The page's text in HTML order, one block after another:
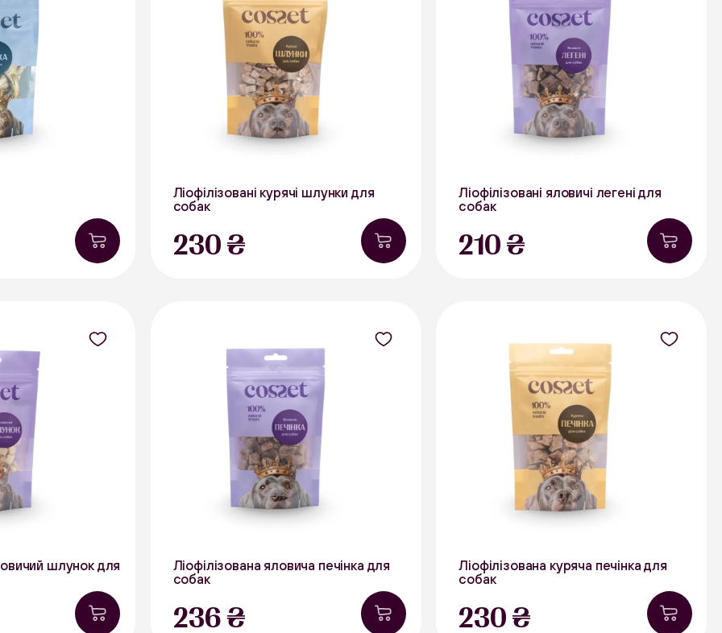
В наявності
Ліофілізовані курячі шлунки для
собак
230 ₴
Курятина В наявності
Ліофілізовані яловичі легені для
собак
210 ₴
В наявності
шлунок для
Ліофілізована яловича печінка для
собак
236 ₴
В наявності
Ліофілізована куряча печінка для
собак
230 ₴
Курятина В наявності